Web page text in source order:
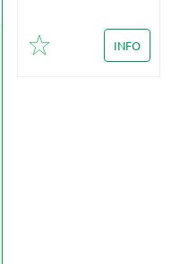
Lägg till i favoriter
INFO